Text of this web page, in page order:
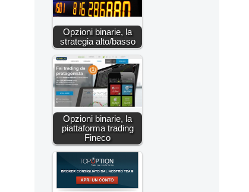
Opzioni binarie, la
strategia alto/basso
Opzioni binarie, la
piattaforma trading
Fineco